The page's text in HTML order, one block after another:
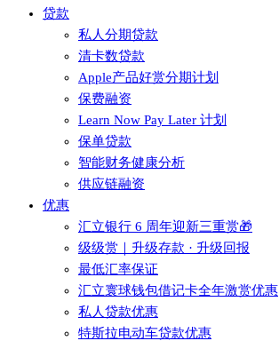
贷款
私人分期贷款
清卡数贷款
Apple产品好赏分期计划
保费融资
Learn Now Pay Later 计划
保单贷款
智能财务健康分析
供应链融资
优惠
汇立银行 6 周年迎新三重赏🎁
级级赏｜升级存款 · 升级回报
最低汇率保证
汇立寰球钱包借记卡全年激赏优惠
私人贷款优惠
特斯拉电动车贷款优惠